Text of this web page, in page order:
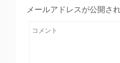
メールアドレスが公開さ